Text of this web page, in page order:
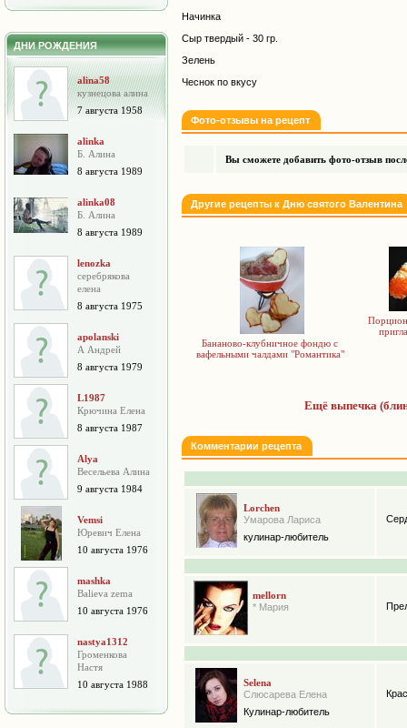
ДНИ РОЖДЕНИЯ
alina58
кузнецова алина
7 августа 1958
alinka
Б. Алина
8 августа 1989
alinka08
Б. Алина
8 августа 1989
lenozka
серебрякова
елена
8 августа 1975
apolanski
А Андрей
8 августа 1979
L1987
Крючина Елена
8 августа 1987
Alya
Весельева Алина
9 августа 1984
Vemsi
Юревич Елена
10 августа 1976
mashka
Balieva zema
10 августа 1976
nastya1312
Громенкова
Настя
10 августа 1988
Начинка
Сыр твердый - 30 гр.
Зелень
Чеснок по вкусу
Фото-отзывы на рецепт
Вы сможете добавить фото-отзыв
Другие рецепты к Дню святого Валентина
Бананово-клубничное фондю с
вафельными чалдами "Романтика"
Ещё выпечка
Комментарии рецепта
Lorchen
Умарова Лариса
кулинар-любитель
mellorn
* Мария
Selena
Слюсарева Елена
Кулинар-любитель